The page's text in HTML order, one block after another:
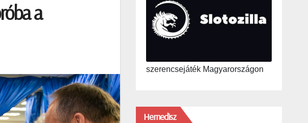
a
szerencsejáték Magyarországon
Hemedisz